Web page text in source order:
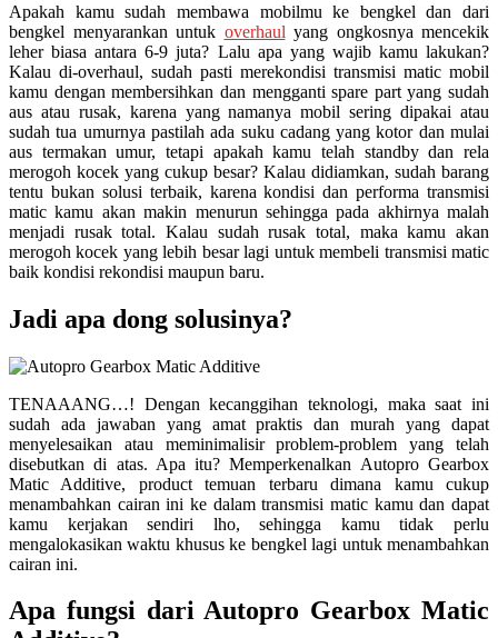
Apakah kamu sudah membawa mobilmu ke bengkel dan dari
bengkel menyarankan untuk overhaul yang ongkosnya mencekik
leher biasa antara 6-9 juta? Lalu apa yang wajib kamu lakukan?
Kalau di-overhaul, sudah pasti merekondisi transmisi matic mobil
kamu dengan membersihkan dan mengganti spare part yang sudah
aus atau rusak, karena yang namanya mobil sering dipakai atau
sudah tua umurnya pastilah ada suku cadang yang kotor dan mulai
aus termakan umur, tetapi apakah kamu telah standby dan rela
merogoh kocek yang cukup besar? Kalau didiamkan, sudah barang
tentu bukan solusi terbaik, karena kondisi dan performa transmisi
matic kamu akan makin menurun sehingga pada akhirnya malah
menjadi rusak total. Kalau sudah rusak total, maka kamu akan
merogoh kocek yang lebih besar lagi untuk membeli transmisi matic
baik kondisi rekondisi maupun baru.
Jadi apa dong solusinya?
TENAAANG…! Dengan kecanggihan teknologi, maka saat ini
sudah ada jawaban yang amat praktis dan murah yang dapat
menyelesaikan atau meminimalisir problem-problem yang telah
disebutkan di atas. Apa itu? Memperkenalkan Autopro Gearbox
Matic Additive, product temuan terbaru dimana kamu cukup
menambahkan cairan ini ke dalam transmisi matic kamu dan dapat
kamu kerjakan sendiri lho, sehingga kamu tidak perlu
mengalokasikan waktu khusus ke bengkel lagi untuk menambahkan
cairan ini.
Apa fungsi dari Autopro Gearbox Matic